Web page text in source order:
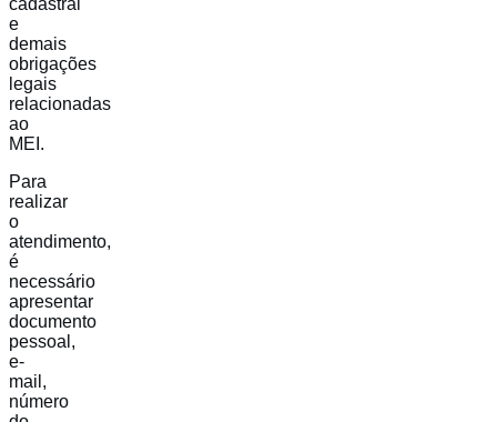
cadastral
e
demais
obrigações
legais
relacionadas
ao
MEI.
Para
realizar
o
atendimento,
é
necessário
apresentar
documento
pessoal,
e-
mail,
número